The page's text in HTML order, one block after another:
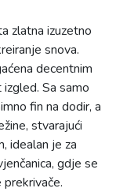
zlatna izuzetno
snova.
decentnim
Sa samo
fin na dodir, a
stvarajući
idealan je za
gdje se